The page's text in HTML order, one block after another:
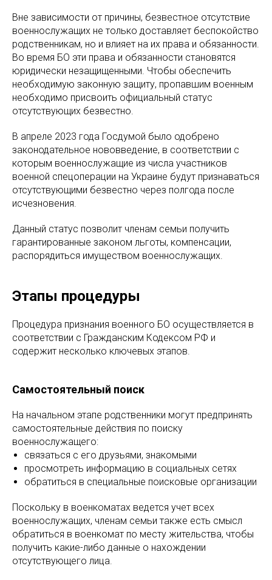
Вне зависимости от причины, безвестное отсутствие
военнослужащих не только доставляет беспокойство
родственникам, но и влияет на их права и обязанности.
Во время БО эти права и обязанности становятся
юридически незащищенными. Чтобы обеспечить
необходимую законную защиту, пропавшим военным
необходимо присвоить официальный статус
отсутствующих безвестно.
В апреле 2023 года Госдумой было одобрено
законодательное нововведение, в соответствии с
которым военнослужащие из числа участников
военной спецоперации на Украине будут признаваться
отсутствующими безвестно через полгода после
исчезновения.
Данный статус позволит членам семьи получить
гарантированные законом льготы, компенсации,
распорядиться имуществом военнослужащих.
Этапы процедуры
Процедура признания военного БО осуществляется в
соответствии с Гражданским Кодексом РФ и
содержит несколько ключевых этапов.
Самостоятельный поиск
На начальном этапе родственники могут предпринять
самостоятельные действия по поиску
военнослужащего:
связаться с его друзьями, знакомыми
просмотреть информацию в социальных сетях
обратиться в специальные поисковые организации
Поскольку в военкоматах ведется учет всех
военнослужащих, членам семьи также есть смысл
обратиться в военкомат по месту жительства, чтобы
получить какие-либо данные о нахождении
отсутствующего лица.